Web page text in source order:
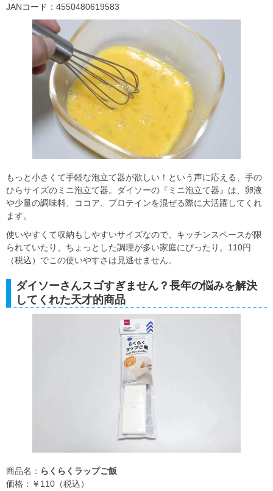
JANコード：4550480619583
もっと小さくて手軽な泡立て器が欲しい！という声に応える、手の
ひらサイズのミニ泡立て器。ダイソーの『ミニ泡立て器』は、卵液
や少量の調味料、ココア、プロテインを混ぜる際に大活躍してくれ
ます。
使いやすくて収納もしやすいサイズなので、キッチンスペースが限
られていたり、ちょっとした調理が多い家庭にぴったり。110円
（税込）でこの使いやすさは見逃せません。
ダイソーさんスゴすぎません？長年の悩みを解決
してくれた天才的商品
商品名： らくらくラップご飯
価格：￥110（税込）